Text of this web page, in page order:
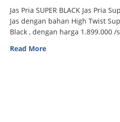
Jas Pria SUPER BLACK Jas Pria
Jas dengan bahan High Twist
Black , dengan harga 1.899.000
Read More